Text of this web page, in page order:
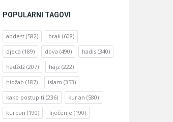
POPULARNI TAGOVI
abdest (582) brak (608)
djeca (189) dova (490) hadis (340)
hadždž (207) hajz (222)
hidžab (187) islam (353)
kako postupiti (236) kur'an (580)
kurban (190) liječenje (190)